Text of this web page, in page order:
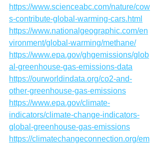
https://www.scienceabc.com/nature/cow
s-contribute-global-warming-cars.html
https://www.nationalgeographic.com/en
vironment/global-warming/methane/
https://www.epa.gov/ghgemissions/glob
al-greenhouse-gas-emissions-data
https://ourworldindata.org/co2-and-
other-greenhouse-gas-emissions
https://www.epa.gov/climate-
indicators/climate-change-indicators-
global-greenhouse-gas-emissions
https://climatechangeconnection.org/em